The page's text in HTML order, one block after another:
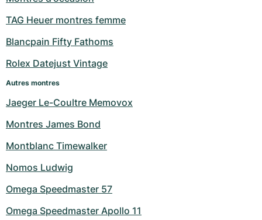
Milgauss
Oyster Perpetual
Yacht-Master
Yacht-Master II
Sea-Dweller
Montres pour femmes
Ronde
Rotonde
Pasha
Tortue
Roadster
Professional
Bentley
Transocean
Cockpit
Chronospace
Montbrillant
Formula 1
Grand Carrera
Montres d'occasion
Montres pour femmes
Portofino
Portugieser
Aquatimer
Spitfire
Montres d'occasion
Spirit of Big Bang
King Power
Montres d'occasion
TAG Heuer montres femme
Blancpain Fifty Fathoms
Rolex Datejust Vintage
Autres montres
Jaeger Le-Coultre Memovox
Montres James Bond
Montblanc Timewalker
Nomos Ludwig
Omega Speedmaster 57
Omega Speedmaster Apollo 11